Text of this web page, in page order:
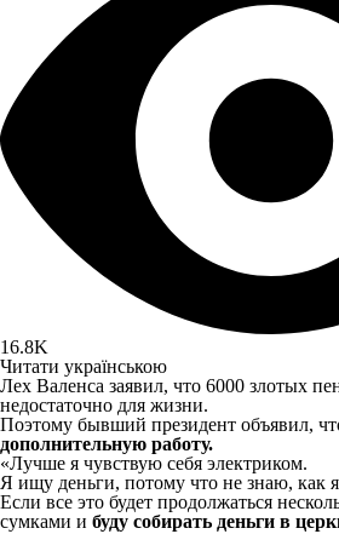
16.8K
Читати українською
Лех Валенса заявил, что 6000 злотых
недостаточно для жизни.
Поэтому бывший президент объявил,
дополнительную работу.
«Лучше я чувствую себя электриком.
Я ищу деньги, потому что не знаю, как
Если все это будет продолжаться
сумками и буду собирать деньги в